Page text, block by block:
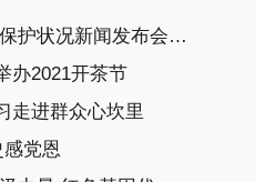
泉州法院知识产权刑事司法保护状况新闻发布会召开
办2021开茶节
走进群众心坎里
党恩